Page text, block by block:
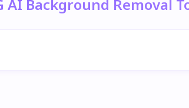
Background Removal